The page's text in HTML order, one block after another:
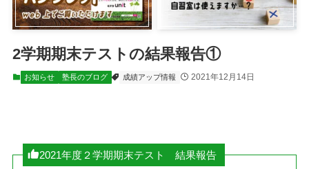
2学期期末テストの結果報告①
お知らせ 塾長のブログ 成績アップ情報 2021年12月14日
2021年度２学期期末テスト 結果報告